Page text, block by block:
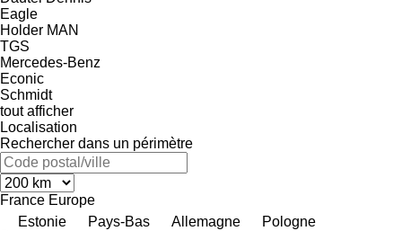
Eagle
Holder MAN
TGS
Mercedes-Benz
Econic
Schmidt
tout afficher
Localisation
Rechercher dans un périmètre
France Europe
Estonie
Pays-Bas Allemagne
Pologne